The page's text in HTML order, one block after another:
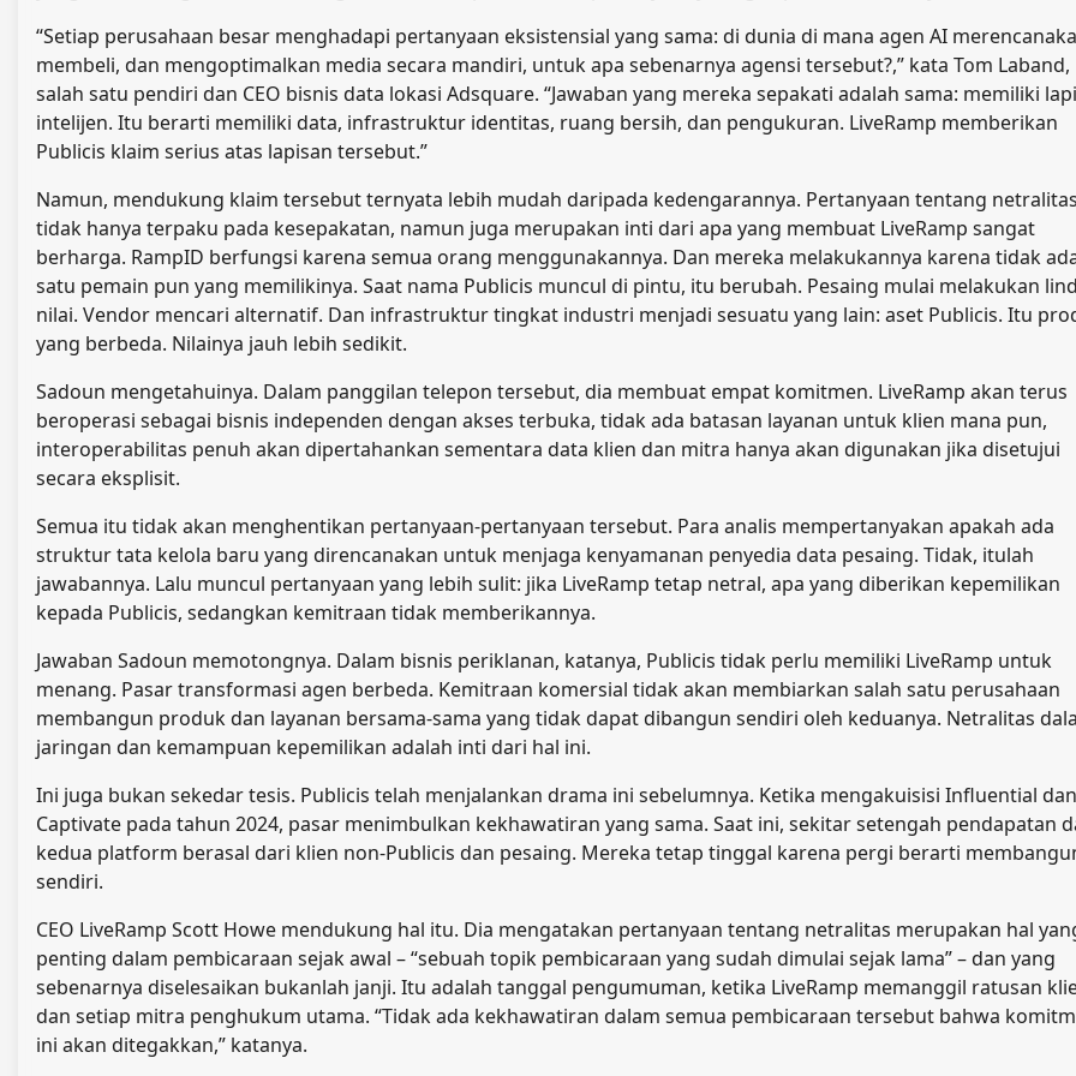
“Setiap perusahaan besar menghadapi pertanyaan eksistensial yang sama: di dunia di mana agen AI
membeli, dan mengoptimalkan media secara mandiri, untuk apa sebenarnya agensi tersebut?,” kata Tom Laband,
salah satu pendiri dan CEO bisnis data lokasi Adsquare. “Jawaban yang mereka sepakati adalah sama: memiliki
intelijen. Itu berarti memiliki data, infrastruktur identitas, ruang bersih, dan pengukuran. LiveRamp memberikan
Publicis klaim serius atas lapisan tersebut.”
Namun, mendukung klaim tersebut ternyata lebih mudah daripada kedengarannya. Pertanyaan tentang netralitas
tidak hanya terpaku pada kesepakatan, namun juga merupakan inti dari apa yang membuat LiveRamp sangat
berharga. RampID berfungsi karena semua orang menggunakannya. Dan mereka melakukannya karena tidak
satu pemain pun yang memilikinya. Saat nama Publicis muncul di pintu, itu berubah. Pesaing mulai melakukan
nilai. Vendor mencari alternatif. Dan infrastruktur tingkat industri menjadi sesuatu yang lain: aset Publicis. Itu
yang berbeda. Nilainya jauh lebih sedikit.
Sadoun mengetahuinya. Dalam panggilan telepon tersebut, dia membuat empat komitmen. LiveRamp akan terus
beroperasi sebagai bisnis independen dengan akses terbuka, tidak ada batasan layanan untuk klien mana pun,
interoperabilitas penuh akan dipertahankan sementara data klien dan mitra hanya akan digunakan jika disetujui
secara eksplisit.
Semua itu tidak akan menghentikan pertanyaan-pertanyaan tersebut. Para analis mempertanyakan apakah ada
struktur tata kelola baru yang direncanakan untuk menjaga kenyamanan penyedia data pesaing. Tidak, itulah
jawabannya. Lalu muncul pertanyaan yang lebih sulit: jika LiveRamp tetap netral, apa yang diberikan kepemilikan
kepada Publicis, sedangkan kemitraan tidak memberikannya.
Jawaban Sadoun memotongnya. Dalam bisnis periklanan, katanya, Publicis tidak perlu memiliki LiveRamp untuk
menang. Pasar transformasi agen berbeda. Kemitraan komersial tidak akan membiarkan salah satu perusahaan
membangun produk dan layanan bersama-sama yang tidak dapat dibangun sendiri oleh keduanya. Netralitas
jaringan dan kemampuan kepemilikan adalah inti dari hal ini.
Ini juga bukan sekedar tesis. Publicis telah menjalankan drama ini sebelumnya. Ketika mengakuisisi Influential dan
Captivate pada tahun 2024, pasar menimbulkan kekhawatiran yang sama. Saat ini, sekitar setengah pendapatan
kedua platform berasal dari klien non-Publicis dan pesaing. Mereka tetap tinggal karena pergi berarti
sendiri.
CEO LiveRamp Scott Howe mendukung hal itu. Dia mengatakan pertanyaan tentang netralitas merupakan hal
penting dalam pembicaraan sejak awal – “sebuah topik pembicaraan yang sudah dimulai sejak lama” – dan yang
sebenarnya diselesaikan bukanlah janji. Itu adalah tanggal pengumuman, ketika LiveRamp memanggil ratusan
dan setiap mitra penghukum utama. “Tidak ada kekhawatiran dalam semua pembicaraan tersebut bahwa
ini akan ditegakkan,” katanya.